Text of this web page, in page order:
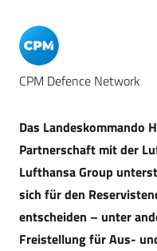
CPM Defence Network
Das Landeskommando
Partnerschaft mit der
Lufthansa Group
sich für den
entscheiden – unter
Freistellung für Aus-